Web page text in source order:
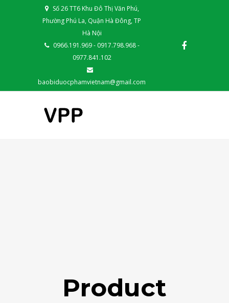
Số 26 TT6 Khu Đô Thị Văn Phú,
Phường Phú La, Quận Hà Đông, TP
Hà Nội
0966.191.969 - 0917.798.968 -
0977.841.102
baobiduocphamvietnam@gmail.com
Product